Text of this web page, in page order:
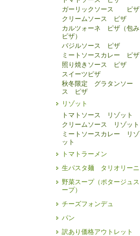
ガーリックソース ピザ
クリームソース ピザ
カルツォーネ ピザ（包み
ピザ）
バジルソース ピザ
ミートソースカレー ピザ
照り焼きソース ピザ
スイーツピザ
秋冬限定 グラタンソー
ス ピザ
リゾット
トマトソース リゾット
クリームソース リゾット
ミートソースカレー リゾ
ット
トマトラーメン
生パスタ麺 タリオリーニ
野菜スープ（ポタージュス
ープ）
チーズフォンデュ
パン
訳あり価格アウトレット